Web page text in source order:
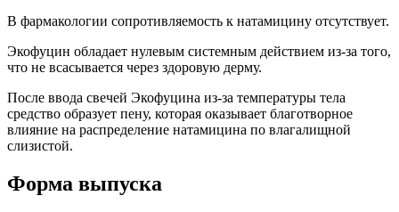
В фармакологии сопротивляемость к натамицину отсутствует.
Экофуцин обладает нулевым системным действием из-за того,
что не всасывается через здоровую дерму.
После ввода свечей Экофуцина из-за температуры тела
средство образует пену, которая оказывает благотворное
влияние на распределение натамицина по влагалищной
слизистой.
Форма выпуска